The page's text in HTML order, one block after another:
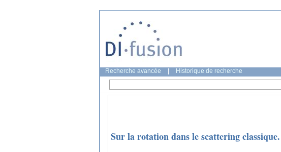
Recherche avancée Historique de recherche
Sur la rotation dans le scattering classique.